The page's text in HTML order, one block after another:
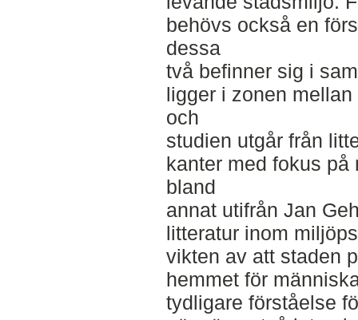
behövs också en
dessa
två befinner sig i
ligger i zonen
och
studien utgår från
kanter med fokus
bland
annat utifrån Jan
litteratur inom
vikten av att staden
hemmet för
tydligare förståelse